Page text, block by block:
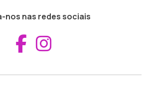
nos nas redes sociais
Aceder ao